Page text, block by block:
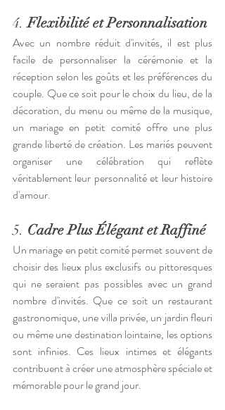
4. Flexibilité et Personnalisation
Avec un nombre réduit d'invités, il est plus
facile de personnaliser la cérémonie et la
réception selon les goûts et les préférences du
couple. Que ce soit pour le choix du lieu, de la
décoration, du menu ou même de la musique,
un mariage en petit comité offre une plus
grande liberté de création. Les mariés peuvent
organiser une célébration qui reflète
véritablement leur personnalité et leur histoire
d'amour.
5. Cadre Plus Élégant et Raffiné
Un mariage en petit comité permet souvent de
choisir des lieux plus exclusifs ou pittoresques
qui ne seraient pas possibles avec un grand
nombre d'invités. Que ce soit un restaurant
gastronomique, une villa privée, un jardin fleuri
ou même une destination lointaine, les options
sont infinies. Ces lieux intimes et élégants
contribuent à créer une atmosphère spéciale et
mémorable pour le grand jour.